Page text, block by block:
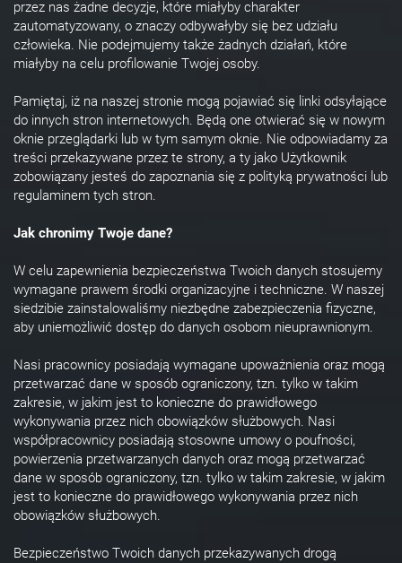
przez nas żadne decyzje, które miałyby charakter
zautomatyzowany, o znaczy odbywałyby się bez udziału
człowieka. Nie podejmujemy także żadnych działań, które
miałyby na celu profilowanie Twojej osoby.
Pamiętaj, iż na naszej stronie mogą pojawiać się linki odsyłające
do innych stron internetowych. Będą one otwierać się w nowym
oknie przeglądarki lub w tym samym oknie. Nie odpowiadamy za
treści przekazywane przez te strony, a ty jako Użytkownik
zobowiązany jesteś do zapoznania się z polityką prywatności lub
regulaminem tych stron.
Jak chronimy Twoje dane?
W celu zapewnienia bezpieczeństwa Twoich danych stosujemy
wymagane prawem środki organizacyjne i techniczne. W naszej
siedzibie zainstalowaliśmy niezbędne zabezpieczenia fizyczne,
aby uniemożliwić dostęp do danych osobom nieuprawnionym.
Nasi pracownicy posiadają wymagane upoważnienia oraz mogą
przetwarzać dane w sposób ograniczony, tzn. tylko w takim
zakresie, w jakim jest to konieczne do prawidłowego
wykonywania przez nich obowiązków służbowych. Nasi
współpracownicy posiadają stosowne umowy o poufności,
powierzenia przetwarzanych danych oraz mogą przetwarzać
dane w sposób ograniczony, tzn. tylko w takim zakresie, w jakim
jest to konieczne do prawidłowego wykonywania przez nich
obowiązków służbowych.
Bezpieczeństwo Twoich danych przekazywanych drogą